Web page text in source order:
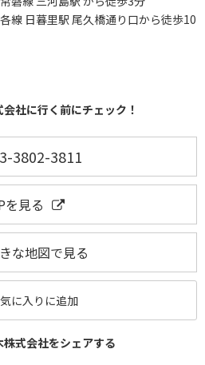
線 日暮里駅 尾久橋通り口から徒歩10
社に行く前にチェック！
3802-3811
を見る
な地図で見る
に入りに追加
式会社をシェアする